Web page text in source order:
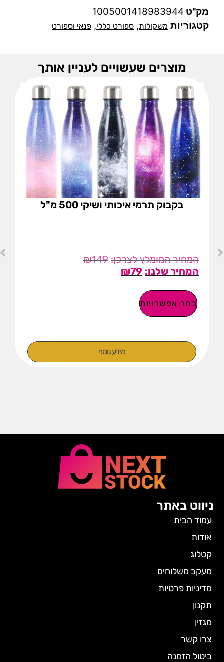
מק"ט 1005001418983944
קטגוריות משקולות, ספורט כללי, פנאי וספורט
מוצרים שעשויים לעניין אותך
בקבוק תרמי איכותי ושיקי 500 מ"ל
₪149
₪79
בחר אפשרויות
מידע נוסף
ניווט באתר
עמוד הבית
אודות
קטלוג
מעקב משלוחים
מדיניות פרטיות
תקנון
מגזין
צרו קשר
ביטול הזמנה